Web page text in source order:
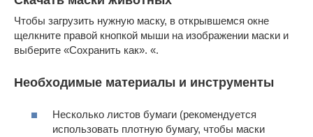
Чтобы загрузить нужную маску, в открывшемся окне
щелкните правой кнопкой мыши на изображении маски и
выберите «Сохранить как». «.
Необходимые материалы и инструменты
Несколько листов бумаги (рекомендуется
использовать плотную бумагу, чтобы маски